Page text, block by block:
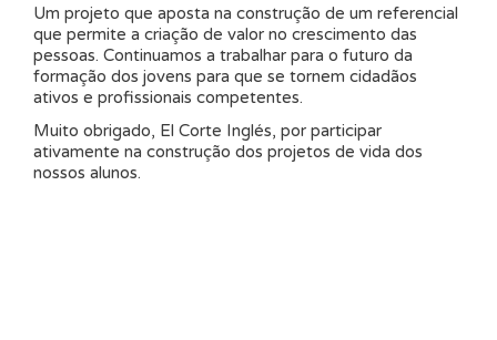
Um projeto que aposta na construção de um referencial
que permite a criação de valor no crescimento das
pessoas. Continuamos a trabalhar para o futuro da
formação dos jovens para que se tornem cidadãos
ativos e profissionais competentes.
Muito obrigado, El Corte Inglés, por participar
ativamente na construção dos projetos de vida dos
nossos alunos.